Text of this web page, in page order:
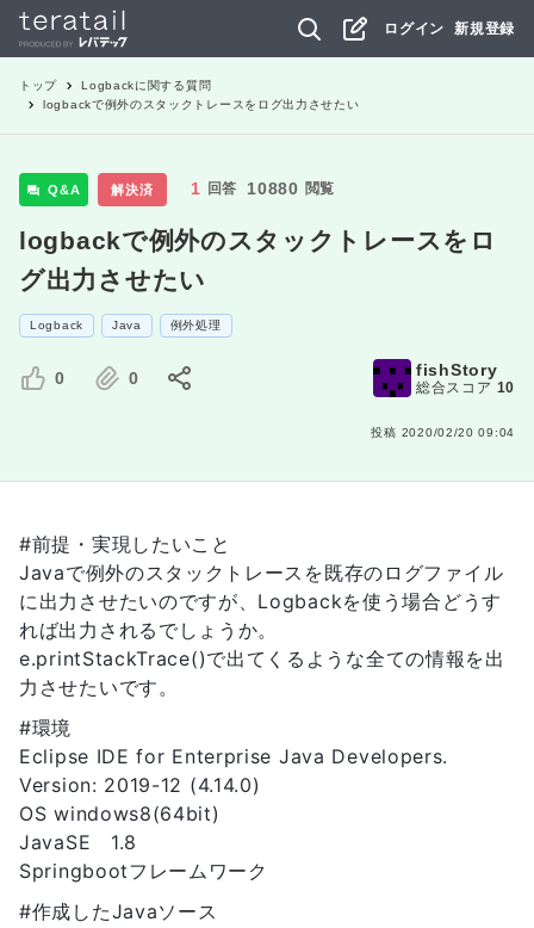
ログイン 新規登録
トップ Logbackに関する質問
logbackで例外のスタックトレースをログ出力させたい
Q&A 解決済 1 回答 10880 閲覧
logbackで例外のスタックトレースをロ
グ出力させたい
Logback Java 例外処理
0 0 fishStory
総合スコア 10
投稿 2020/02/20 09:04
#前提・実現したいこと
Javaで例外のスタックトレースを既存のログファイル
に出力させたいのですが、Logbackを使う場合どうす
れば出力されるでしょうか。
e.printStackTrace()で出てくるような全ての情報を出
力させたいです。
#環境
Eclipse IDE for Enterprise Java Developers.
Version: 2019-12 (4.14.0)
OS windows8(64bit)
JavaSE 1.8
Springbootフレームワーク
#作成したJavaソース